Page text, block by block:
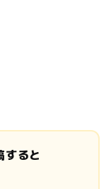
すると